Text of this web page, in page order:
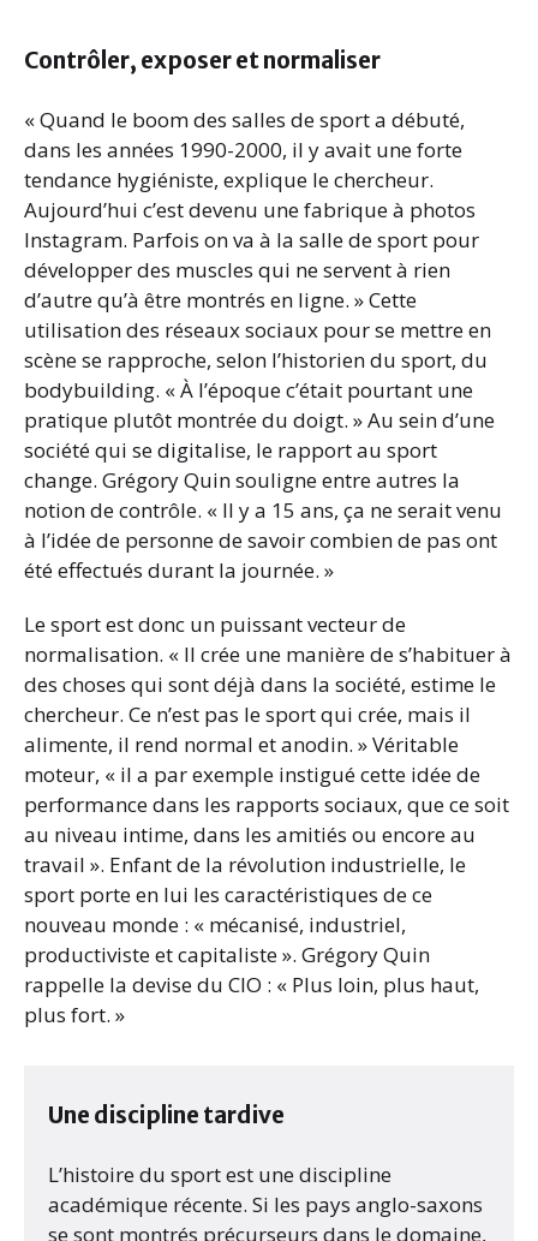
Contrôler, exposer et normaliser
« Quand le boom des salles de sport a débuté,
dans les années 1990-2000, il y avait une forte
tendance hygiéniste, explique le chercheur.
Aujourd’hui c’est devenu une fabrique à photos
Instagram. Parfois on va à la salle de sport pour
développer des muscles qui ne servent à rien
d’autre qu’à être montrés en ligne. » Cette
utilisation des réseaux sociaux pour se mettre en
scène se rapproche, selon l’historien du sport, du
bodybuilding. « À l’époque c’était pourtant une
pratique plutôt montrée du doigt. » Au sein d’une
société qui se digitalise, le rapport au sport
change. Grégory Quin souligne entre autres la
notion de contrôle. « Il y a 15 ans, ça ne serait venu
à l’idée de personne de savoir combien de pas ont
été effectués durant la journée. »
Le sport est donc un puissant vecteur de
normalisation. « Il crée une manière de s’habituer à
des choses qui sont déjà dans la société, estime le
chercheur. Ce n’est pas le sport qui crée, mais il
alimente, il rend normal et anodin. » Véritable
moteur, « il a par exemple instigué cette idée de
performance dans les rapports sociaux, que ce soit
au niveau intime, dans les amitiés ou encore au
travail ». Enfant de la révolution industrielle, le
sport porte en lui les caractéristiques de ce
nouveau monde : « mécanisé, industriel,
productiviste et capitaliste ». Grégory Quin
rappelle la devise du CIO : « Plus loin, plus haut,
plus fort. »
Une discipline tardive
L’histoire du sport est une discipline
académique récente. Si les pays anglo-saxons
se sont montrés précurseurs dans le domaine,